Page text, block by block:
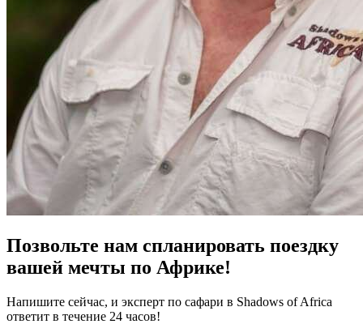
Позвольте нам спланировать поездку
вашей мечты по Африке!
Напишите сейчас, и эксперт по сафари в Shadows of Africa
ответит в течение 24 часов!